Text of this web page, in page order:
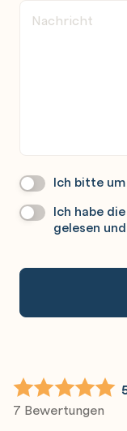
Wir
Sie
Ich bitte
Datenschutz*
Ich habe die
gelesen
7 Bewertungen